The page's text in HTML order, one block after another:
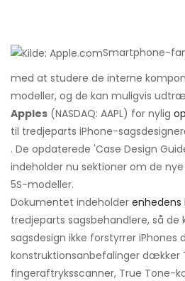
Smartphone-
med at studere de interne
modeller, og de kan muligvis
Apples (NASDAQ: AAPL) for nylig
til tredjeparts iPhone-
. De opdaterede 'Case Design
indeholder nu sektioner om de
5S-modeller.
Dokumentet indeholder enhedens
tredjeparts sagsbehandlere, så de
sagsdesign ikke forstyrrer iPhones
konstruktionsanbefalinger dækker
fingeraftryksscanner, True Tone-